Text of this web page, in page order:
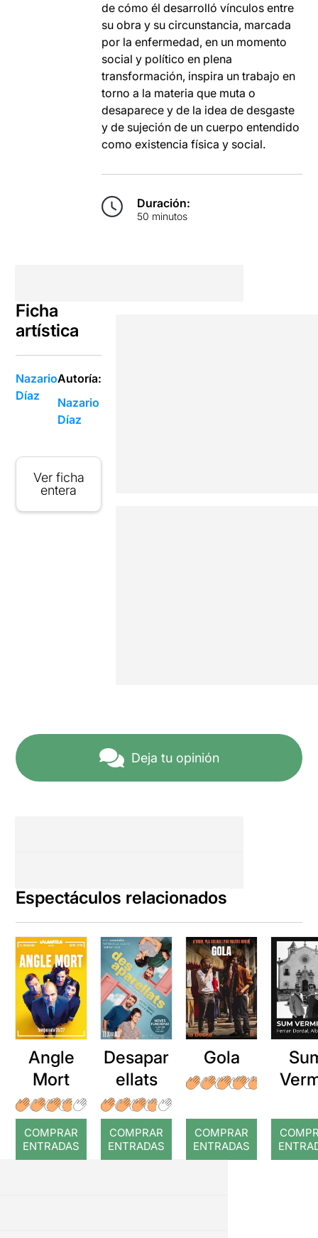
de cómo él desarrolló vínculos entre
su obra y su circunstancia, marcada
por la enfermedad, en un momento
social y político en plena
transformación, inspira un trabajo en
torno a la materia que muta o
desaparece y de la idea de desgaste
y de sujeción de un cuerpo entendido
como existencia física y social.
Duración:
50 minutos
Ficha
artística
Nazario
Díaz
Autoría:
Nazario
Díaz
Ver ficha
entera
Deja tu opinión
Espectáculos relacionados
Angle
Mort
COMPRAR
ENTRADAS
Desapar
ellats
COMPRAR
ENTRADAS
Gola
COMPRAR
ENTRADAS